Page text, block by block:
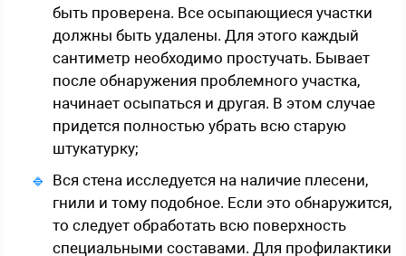
быть проверена. Все осыпающиеся участки
должны быть удалены. Для этого каждый
сантиметр необходимо простучать. Бывает
после обнаружения проблемного участка,
начинает осыпаться и другая. В этом случае
придется полностью убрать всю старую
штукатурку;
Вся стена исследуется на наличие плесени,
гнили и тому подобное. Если это обнаружится,
то следует обработать всю поверхность
специальными составами. Для профилактики